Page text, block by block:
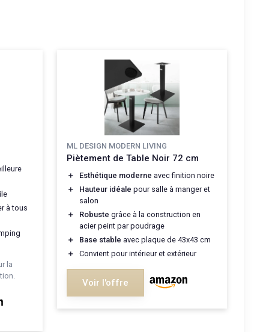
à tous
la
ML DESIGN MODERN LIVING
Piètement de Table Noir 72 cm
＋ Esthétique moderne avec finition noire
＋
Hauteur idéale pour salle à manger et
salon
＋
Robuste grâce à la construction en
acier peint par poudrage
＋
Base stable avec plaque de 43x43 cm
＋
Convient pour intérieur et extérieur
Voir l'offre